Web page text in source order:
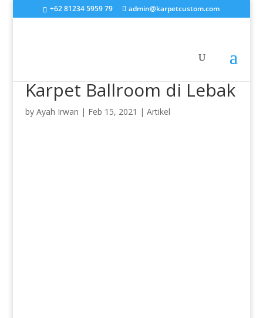
+62 81234 5959 79 admin@karpetcustom.com
Karpet Ballroom di Lebak
by Ayah Irwan | Feb 15, 2021 | Artikel